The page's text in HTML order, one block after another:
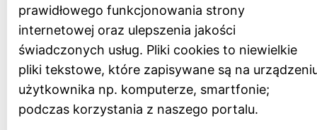
Zespół
Rada Muzeum
Zamówienia publiczne
Archiwum zamówień
Oferty pracy
RODO
prawidłowego funkcjonowania strony
internetowej oraz ulepszenia jakości
świadczonych usług. Pliki cookies to niewielkie
pliki tekstowe, które zapisywane są na
użytkownika np. komputerze, smartfonie;
podczas korzystania z naszego portalu.